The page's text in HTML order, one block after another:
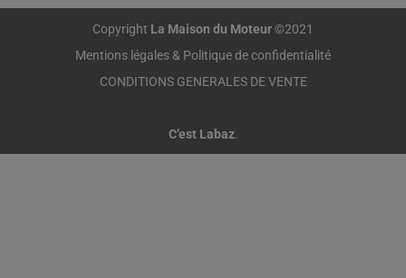
Copyright La Maison du Moteur©2021
Mentions légales & Politique de confidentialité
CONDITIONS GENERALES DE VENTE
C’est Labaz.